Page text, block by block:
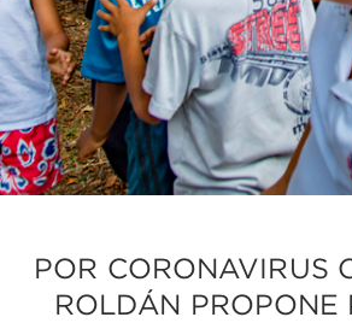
POR CORONAVIRUS
ROLDÁN PROPONE